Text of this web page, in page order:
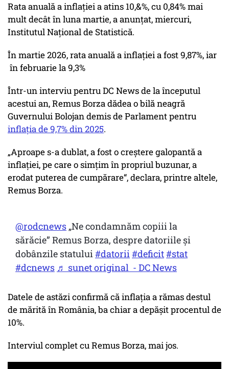
Rata anuală a inflației a atins 10,&%, cu 0,84% mai
mult decât în luna martie, a anunțat, miercuri,
Institutul Național de Statistică.
În martie 2026, rata anuală a inflației a fost 9,87%, iar
în februarie la 9,3%
Într-un interviu pentru DC News de la începutul
acestui an, Remus Borza dădea o bilă neagră
Guvernului Bolojan demis de Parlament pentru
inflația de 9,7% din 2025.
„Aproape s-a dublat, a fost o creștere galopantă a
inflației, pe care o simțim în propriul buzunar, a
erodat puterea de cumpărare“, declara, printre altele,
Remus Borza.
@rodcnews „Ne condamnăm copiii la
sărăcie” Remus Borza, despre datoriile și
dobânzile statului#datorii#deficit#stat
#dcnews ♬ sunet original - DC News
Datele de astăzi confirmă că inflația a rămas destul
de mărită în România, ba chiar a depășit procentul de
10%.
Interviul complet cu Remus Borza, mai jos.